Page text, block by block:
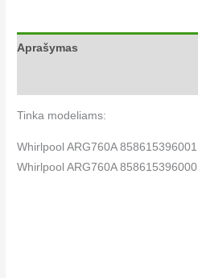
Aprašymas
Tinka modeliams:
Whirlpool ARG760A 858615396001
Whirlpool ARG760A 858615396000